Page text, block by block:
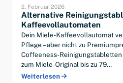
2. Februar 2026
Alternative
Kaffeevollautomaten
Dein Miele-Kaffeevollautomat
Pflege – aber nicht zu
Coffeeness-Reinigungstabletten
zum Miele-Original bis zu 79…
Weiterlesen